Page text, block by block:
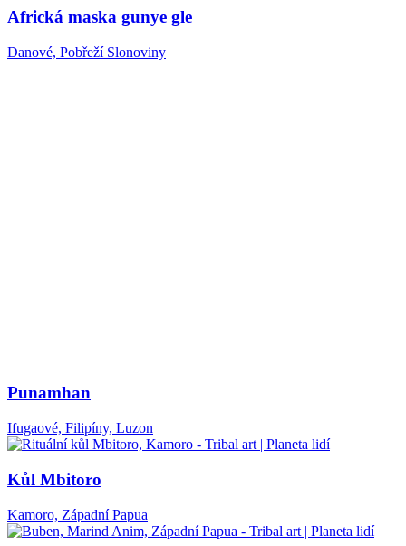
Africká maska gunye gle
Danové, Pobřeží Slonoviny
Punamhan
Ifugaové, Filipíny, Luzon
Kůl Mbitoro
Kamoro, Západní Papua